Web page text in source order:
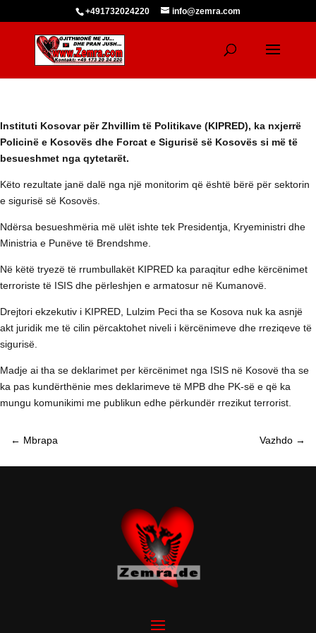
+491732024220 info@zemra.com
Instituti Kosovar për Zhvillim të Politikave (KIPRED), ka nxjerrë
Policinë e Kosovës dhe Forcat e Sigurisë së Kosovës si më të
besueshmet nga qytetarët.
Këto rezultate janë dalë nga një monitorim që është bërë për sektorin
e sigurisë së Kosovës.
Ndërsa besueshmëria më ulët ishte tek Presidentja, Kryeministri dhe
Ministria e Punëve të Brendshme.
Në këtë tryezë të rrumbullakët KIPRED ka paraqitur edhe kërcënimet
terroriste të ISIS dhe përleshjen e armatosur në Kumanovë.
Drejtori ekzekutiv i KIPRED, Lulzim Peci tha se Kosova nuk ka asnjë
akt juridik me të cilin përcaktohet niveli i kërcënimeve dhe rreziqeve të
sigurisë.
Madje ai tha se deklarimet per kërcënimet nga ISIS në Kosovë tha se
ka pas kundërthënie mes deklarimeve të MPB dhe PK-së e që ka
mungu komunikimi me publikun edhe përkundër rrezikut terrorist.
← Mbrapa Vazhdo →